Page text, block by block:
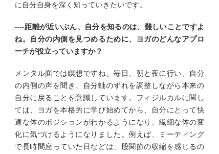
に自分自身を深く知っていきたいです。
----距離が近いぶん、自分を知るのは、難しいことですよ
ね。自分の内側を見つめるために、ヨガのどんなアプロ
ーチが役立っていますか？
メンタル面では瞑想ですね。毎日、朝と夜に行い、自分
の内側の声を聞き、自分軸のずれを調整しながら本来の
自分に戻ることを意識しています。フィジルカルに関し
ては、ヨガを本格的に学び始めてから、自分にとって快
適な体のポジションがわかるようになり、繊細な体の変
化に気づけるようになりました。例えば、ミーティング
で長時間座っていた日などは、股関節の収縮を感じるの